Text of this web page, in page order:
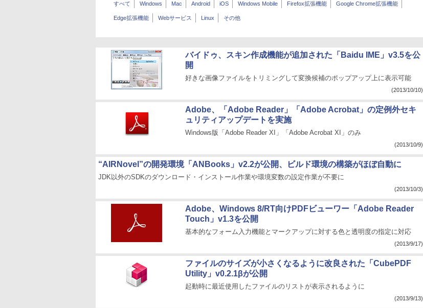
すべて Windows Mac Android iOS Windows Mobile Firefox拡張機能 Google Chrome拡張機能
Edge拡張機能 Webサービス Linux その他
バイドゥ、スキン作成機能が追加された「Baidu IME」v3.5を公
開
好きな画像ファイルをトリミングして変換候補のポップアップ上に表示可能
(2013/10/10)
Adobe、「Adobe Reader」「Adobe Acrobat」の定例外セキ
ュリティアップデートを実施
Windows版「Adobe Reader XI」「Adobe Acrobat XI」のみ
(2013/10/9)
“AIRNovel”の開発環境「ANBooks」v2.2が公開、ビルド環境の構築がほぼ自動に
JDK以外のSDKのダウンロード・インストール作業や環境変数の設定作業が不要に
(2013/10/3)
Adobe、Windows 8/RT向けPDFビューワー「Adobe Reader
Touch」v1.3を公開
基本的なフォーム入力機能とマークアップに対する色と透明度の指定に対応
(2013/9/17)
ファイルのサイズが小さくなるように改良された「CubePDF
Utility」v0.2.1βが公開
起動時に最近使用したファイルのリストが表示されるように
(2013/9/13)